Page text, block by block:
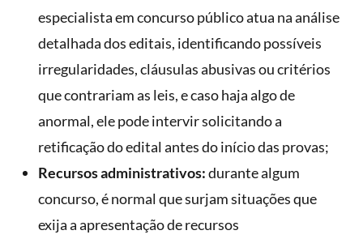
especialista em concurso público atua na análise
detalhada dos editais, identificando possíveis
irregularidades, cláusulas abusivas ou critérios
que contrariam as leis, e caso haja algo de
anormal, ele pode intervir solicitando a
retificação do edital antes do início das provas;
Recursos administrativos:durante algum
concurso, é normal que surjam situações que
exija a apresentação de recursos